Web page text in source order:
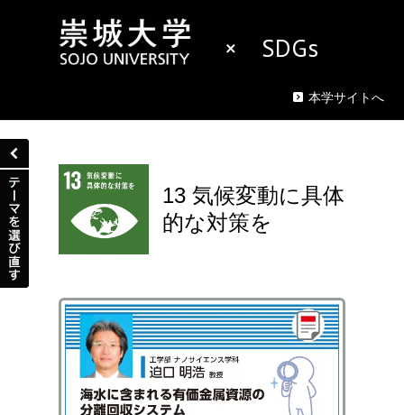
× SDGs
本学サイトへ
13 気候変動に具体
的な対策を